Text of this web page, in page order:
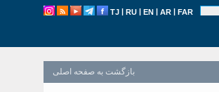
TJ | RU | EN | AR | FAR
بازگشت به صفحه اصلی